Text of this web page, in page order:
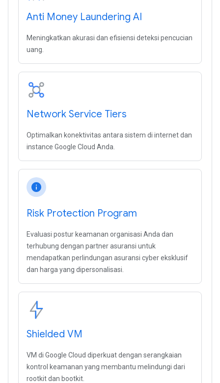
Anti Money Laundering AI
Meningkatkan akurasi dan efisiensi deteksi pencucian
uang.
Network Service Tiers
Optimalkan konektivitas antara sistem di internet dan
instance Google Cloud Anda.
info
Risk Protection Program
Evaluasi postur keamanan organisasi Anda dan
terhubung dengan partner asuransi untuk
mendapatkan perlindungan asuransi cyber eksklusif
dan harga yang dipersonalisasi.
Shielded VM
VM di Google Cloud diperkuat dengan serangkaian
kontrol keamanan yang membantu melindungi dari
rootkit dan bootkit.